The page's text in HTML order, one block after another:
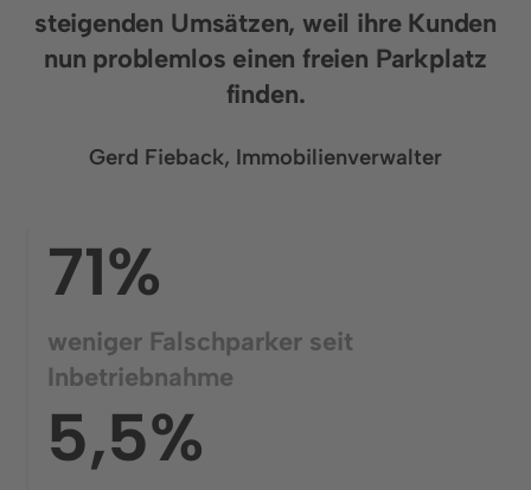
steigenden Umsätzen, weil ihre Kunden
nun problemlos einen freien Parkplatz
finden.
Gerd Fieback, Immobilienverwalter
71%
weniger Falschparker seit
Inbetriebnahme
5,5%